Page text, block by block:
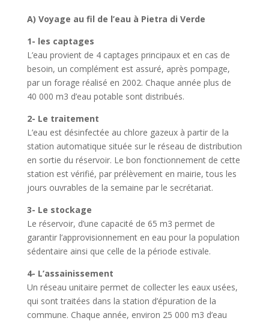
A) Voyage au fil de l’eau à Pietra di Verde
1- les captages
L’eau provient de 4 captages principaux et en cas de
besoin, un complément est assuré, après pompage,
par un forage réalisé en 2002. Chaque année plus de
40 000 m3 d’eau potable sont distribués.
2- Le traitement
L’eau est désinfectée au chlore gazeux à partir de la
station automatique située sur le réseau de distribution
en sortie du réservoir. Le bon fonctionnement de cette
station est vérifié, par prélèvement en mairie, tous les
jours ouvrables de la semaine par le secrétariat.
3- Le stockage
Le réservoir, d’une capacité de 65 m3 permet de
garantir l’approvisionnement en eau pour la population
sédentaire ainsi que celle de la période estivale.
4- L’assainissement
Un réseau unitaire permet de collecter les eaux usées,
qui sont traitées dans la station d’épuration de la
commune. Chaque année, environ 25 000 m3 d’eau